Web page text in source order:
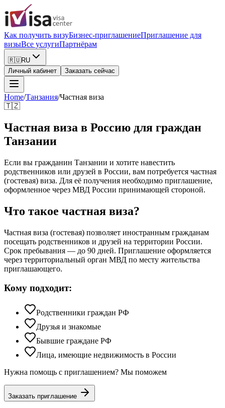
Как получить визуБизнес-приглашениеПриглашение для
визыВсе услугиПартнёрам
🇷🇺RU
Личный кабинет
Заказать сейчас
Home/Танзания/Частная виза
🇹🇿
Частная виза в Россию для граждан
Танзании
Если вы гражданин Танзании и хотите навестить
родственников или друзей в России, вам потребуется частная
(гостевая) виза. Для её получения необходимо приглашение,
оформленное через МВД России принимающей стороной.
Что такое частная виза?
Частная виза (гостевая) позволяет иностранным гражданам
посещать родственников и друзей на территории России.
Срок пребывания — до 90 дней. Приглашение оформляется
через территориальный орган МВД по месту жительства
приглашающего.
Кому подходит:
Родственники граждан РФ
Друзья и знакомые
Бывшие граждане РФ
Лица, имеющие недвижимость в России
Нужна помощь с приглашением? Мы поможем
Заказать приглашение